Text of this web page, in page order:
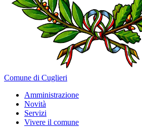
Comune di Cuglieri
Amministrazione
Novità
Servizi
Vivere il comune